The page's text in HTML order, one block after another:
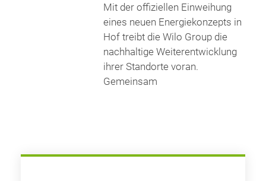
Mit der offiziellen Einweihung
eines neuen Energiekonzepts in
Hof treibt die Wilo Group die
nachhaltige Weiterentwicklung
ihrer Standorte voran.
Gemeinsam